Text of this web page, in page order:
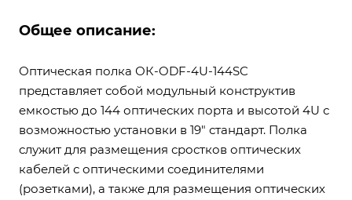
Общее описание:
Оптическая полка ОК-ODF-4U-144SC
представляет собой модульный конструктив
емкостью до 144 оптических порта и высотой 4U с
возможностью установки в 19" стандарт. Полка
служит для размещения сростков оптических
кабелей с оптическими соединителями
(розетками), а также для размещения оптических